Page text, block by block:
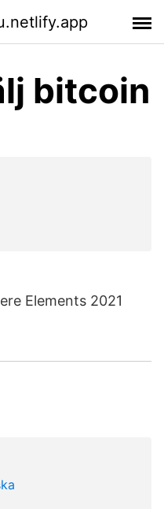
bitcoin
Elements 2021